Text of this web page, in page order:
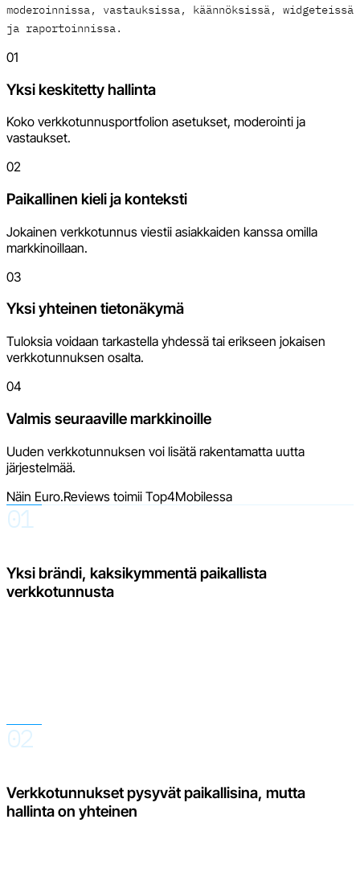
moderoinnissa, vastauksissa, käännöksissä, widgeteissä
ja raportoinnissa.
01
Yksi keskitetty hallinta
Koko verkkotunnusportfolion asetukset, moderointi ja
vastaukset.
02
Paikallinen kieli ja konteksti
Jokainen verkkotunnus viestii asiakkaiden kanssa omilla
markkinoillaan.
03
Yksi yhteinen tietonäkymä
Tuloksia voidaan tarkastella yhdessä tai erikseen jokaisen
verkkotunnuksen osalta.
04
Valmis seuraaville markkinoille
Uuden verkkotunnuksen voi lisätä rakentamatta uutta
järjestelmää.
Näin Euro.Reviews toimii Top4Mobilessa
01
Yksi brändi, kaksikymmentä paikallista
verkkotunnusta
02
Verkkotunnukset pysyvät paikallisina, mutta
hallinta on yhteinen